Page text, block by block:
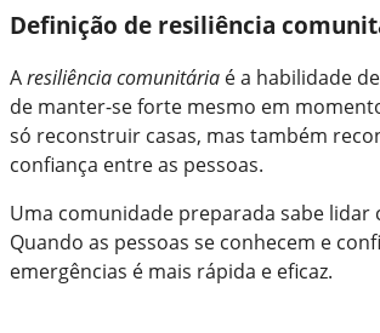
Definição de resiliência
Aresiliência comunitária é a habilidade
de manter-se forte mesmo em
só reconstruir casas, mas também
confiança entre as pessoas.
Uma comunidade preparada sabe lidar
Quando as pessoas se conhecem e
emergências é mais rápida e eficaz.